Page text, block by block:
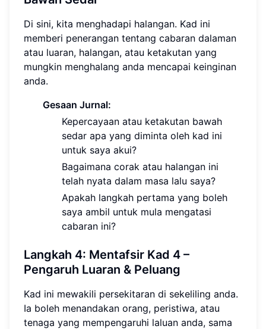
Di sini, kita menghadapi halangan. Kad ini
memberi penerangan tentang cabaran dalaman
atau luaran, halangan, atau ketakutan yang
mungkin menghalang anda mencapai keinginan
anda.
Gesaan Jurnal:
Kepercayaan atau ketakutan bawah
sedar apa yang diminta oleh kad ini
untuk saya akui?
Bagaimana corak atau halangan ini
telah nyata dalam masa lalu saya?
Apakah langkah pertama yang boleh
saya ambil untuk mula mengatasi
cabaran ini?
Langkah 4: Mentafsir Kad 4 –
Pengaruh Luaran & Peluang
Kad ini mewakili persekitaran di sekeliling anda.
Ia boleh menandakan orang, peristiwa, atau
tenaga yang mempengaruhi laluan anda, sama